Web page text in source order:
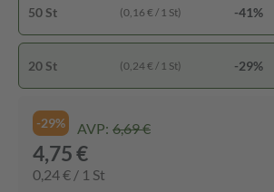
50 St (0,16 € / 1 St) -41%
20 St (0,24 € / 1 St) -29%
-29% AVP: 6,69 €
4,75 €
0,24 € / 1 St